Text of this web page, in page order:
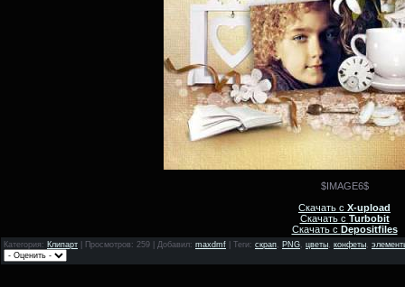
$IMAGE6$
Скачать с X-upload
Скачать с Turbobit
Скачать с Depositfiles
Категория : Клипарт Просмотров: 259 | Добавил: maxdmf Теги: скрап PNG цветы конфеты